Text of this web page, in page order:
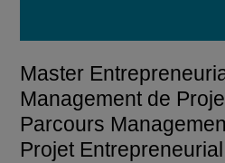
Master
Management de
Parcours
Projet